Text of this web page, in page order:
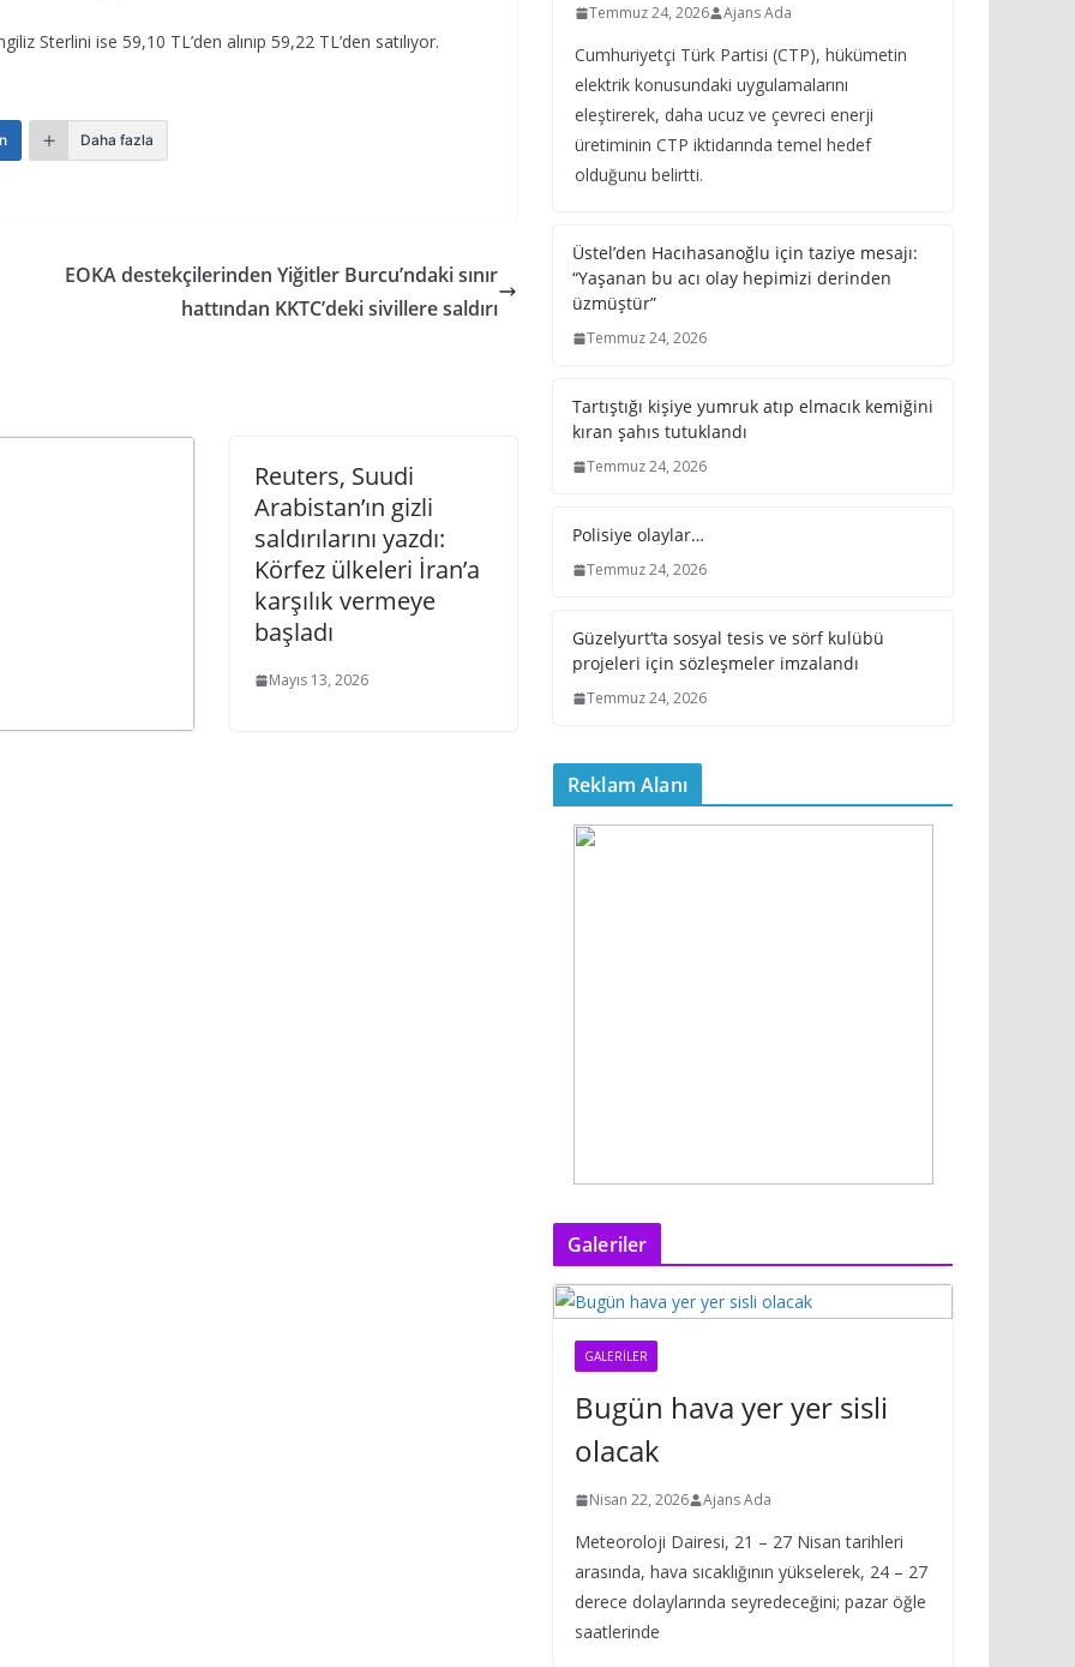
Sterlini ise 59,10 TL’den alınıp 59,22 TL’den satılıyor.
Daha fazla
EOKA destekçilerinden Yiğitler Burcu’ndaki sınır
hattından KKTC’deki sivillere saldırı
Reuters, Suudi
Arabistan’ın gizli
saldırılarını yazdı:
Körfez ülkeleri İran’a
karşılık vermeye
başladı
Mayıs 13, 2026
Temmuz 24, 2026 Ajans Ada
Cumhuriyetçi Türk Partisi (CTP), hükümetin
elektrik konusundaki uygulamalarını
eleştirerek, daha ucuz ve çevreci enerji
üretiminin CTP iktidarında temel hedef
olduğunu belirtti.
Üstel’den Hacıhasanoğlu için taziye mesajı:
“Yaşanan bu acı olay hepimizi derinden
üzmüştür”
Temmuz 24, 2026
Tartıştığı kişiye yumruk atıp elmacık kemiğini
kıran şahıs tutuklandı
Temmuz 24, 2026
Polisiye olaylar…
Temmuz 24, 2026
Güzelyurt’ta sosyal tesis ve sörf kulübü
projeleri için sözleşmeler imzalandı
Temmuz 24, 2026
Reklam Alanı
Galeriler
GALERILER
Bugün hava yer yer sisli
olacak
Nisan 22, 2026 Ajans Ada
Meteoroloji Dairesi, 21 – 27 Nisan tarihleri
arasında, hava sıcaklığının yükselerek, 24 – 27
derece dolaylarında seyredeceğini; pazar öğle
saatlerinde